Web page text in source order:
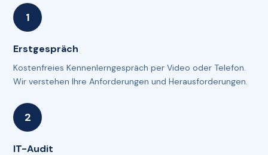
Erstgespräch
Kostenfreies Kennenlerngespräch per Video oder Telefon.
Wir verstehen Ihre Anforderungen und Herausforderungen.
IT-Audit